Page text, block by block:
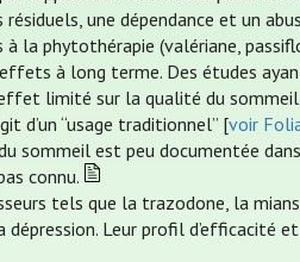
une dépendance et un
à la phytothérapie (valériane,
à long terme. Des études
limité sur la qualité du sommeil.
d’un “usage traditionnel” [voir
sommeil est peu documentée
connu.
tels que la trazodone, la
Leur profil d’efficacité